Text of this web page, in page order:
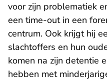
voor zijn problematiek
een time-out in een
centrum. Ook krijgt hij
slachtoffers en hun
komen na zijn detentie
hebben met